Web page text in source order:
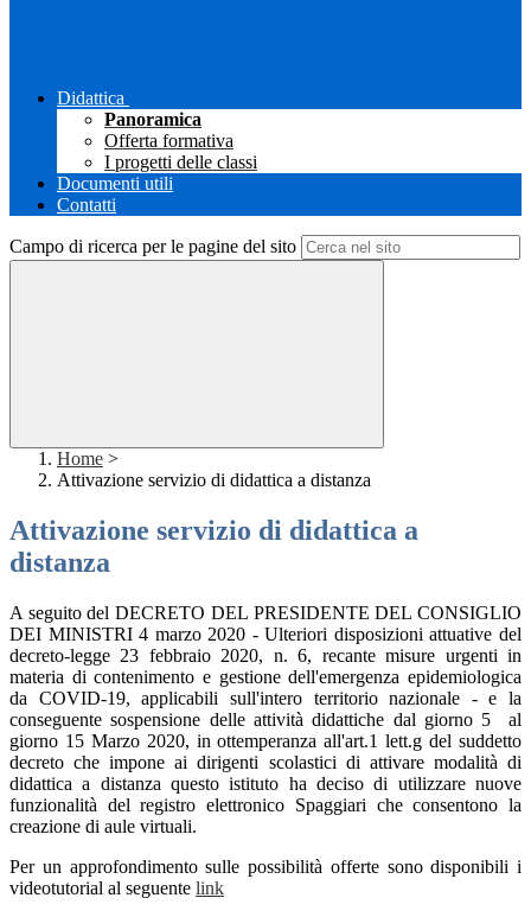
Didattica
Panoramica
Offerta formativa
I progetti delle classi
Documenti utili
Contatti
Campo di ricerca per le pagine del sito
Home >
Attivazione servizio di didattica a distanza
Attivazione servizio di didattica a
distanza
A seguito del DECRETO DEL PRESIDENTE DEL CONSIGLIO
DEI MINISTRI 4 marzo 2020 - Ulteriori disposizioni attuative del
decreto-legge 23 febbraio 2020, n. 6, recante misure urgenti in
materia di contenimento e gestione dell'emergenza epidemiologica
da COVID-19, applicabili sull'intero territorio nazionale - e la
conseguente sospensione delle attività didattiche dal giorno 5 al
giorno 15 Marzo 2020, in ottemperanza all'art.1 lett.g del suddetto
decreto che impone ai dirigenti scolastici di attivare modalità di
didattica a distanza questo istituto ha deciso di utilizzare nuove
funzionalità del registro elettronico Spaggiari che consentono la
creazione di aule virtuali.
Per un approfondimento sulle possibilità offerte sono disponibili i
videotutorial al seguente link